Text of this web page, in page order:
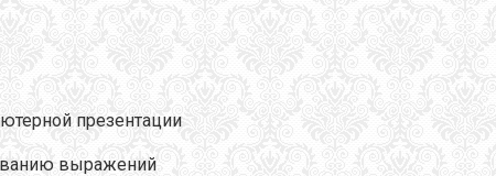
презентации
выражений